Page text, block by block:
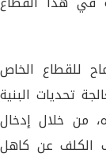
للقطاع الخاص
تحديات البنية
من خلال إدخال
الكلف عن كاهل